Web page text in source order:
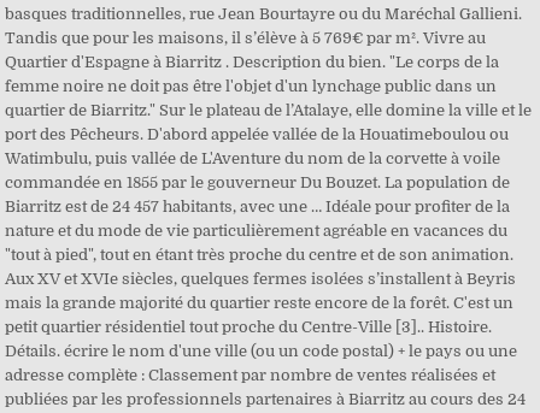
basques traditionnelles, rue Jean Bourtayre ou du Maréchal Gallieni.
Tandis que pour les maisons, il s’élève à 5 769€ par m². Vivre au
Quartier d'Espagne à Biarritz . Description du bien. "Le corps de la
femme noire ne doit pas être l'objet d'un lynchage public dans un
quartier de Biarritz." Sur le plateau de l’Atalaye, elle domine la ville et le
port des Pêcheurs. D'abord appelée vallée de la Houatimeboulou ou
Watimbulu, puis vallée de L'Aventure du nom de la corvette à voile
commandée en 1855 par le gouverneur Du Bouzet. La population de
Biarritz est de 24 457 habitants, avec une … Idéale pour profiter de la
nature et du mode de vie particulièrement agréable en vacances du
"tout à pied", tout en étant très proche du centre et de son animation.
Aux XV et XVIe siècles, quelques fermes isolées s’installent à Beyris
mais la grande majorité du quartier reste encore de la forêt. C'est un
petit quartier résidentiel tout proche du Centre-Ville [3].. Histoire.
Détails. écrire le nom d'une ville (ou un code postal) + le pays ou une
adresse complète : Classement par nombre de ventes réalisées et
publiées par les professionnels partenaires à Biarritz au cours des 24